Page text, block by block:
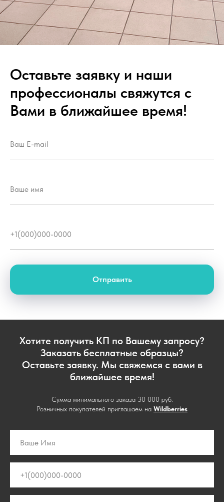
Оставьте заявку и наши
профессионалы свяжутся с
Вами в ближайшее время!
Отправить
Хотите получить КП по Вашему запросу?
Заказать бесплатные образцы?
Оставьте заявку. Мы свяжемся с вами в
ближайшее время!
Сумма минимального заказа 30 000 руб.
Розничных покупателей приглашаем на Wildberries